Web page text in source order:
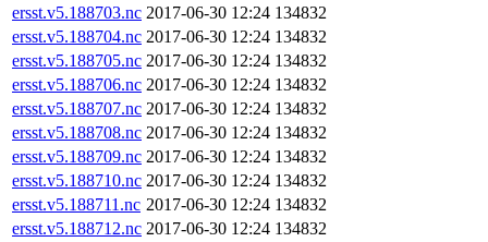
ersst.v5.188703.nc 2017-06-30 12:24 134832
ersst.v5.188704.nc 2017-06-30 12:24 134832
ersst.v5.188705.nc 2017-06-30 12:24 134832
ersst.v5.188706.nc 2017-06-30 12:24 134832
ersst.v5.188707.nc 2017-06-30 12:24 134832
ersst.v5.188708.nc 2017-06-30 12:24 134832
ersst.v5.188709.nc 2017-06-30 12:24 134832
ersst.v5.188710.nc 2017-06-30 12:24 134832
ersst.v5.188711.nc 2017-06-30 12:24 134832
ersst.v5.188712.nc 2017-06-30 12:24 134832